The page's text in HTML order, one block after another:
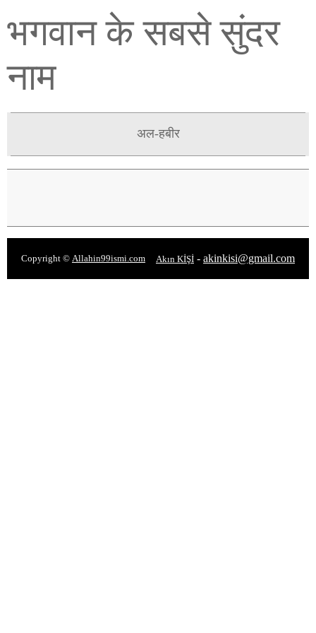
भगवान के सबसे सुंदर
नाम
अल-हबीर
Copyright © Allahin99ismi.com Akın KİŞİ - akinkisi@gmail.com